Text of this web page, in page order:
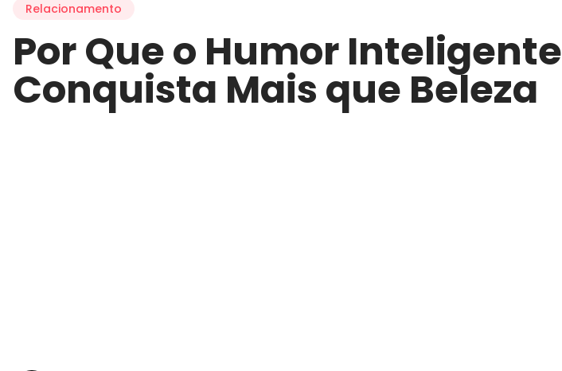
Relacionamento
Por Que o Humor Inteligente
Conquista Mais que Beleza